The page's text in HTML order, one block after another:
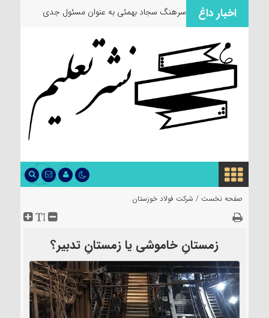
اخبار داغ
سرهنگ سجاد بهمئی به عنوان مسئول جدید
صفحه نخست / شرکت فولاد خوزستان
زمستانِ خاموشی یا زمستانِ تدبیر؟